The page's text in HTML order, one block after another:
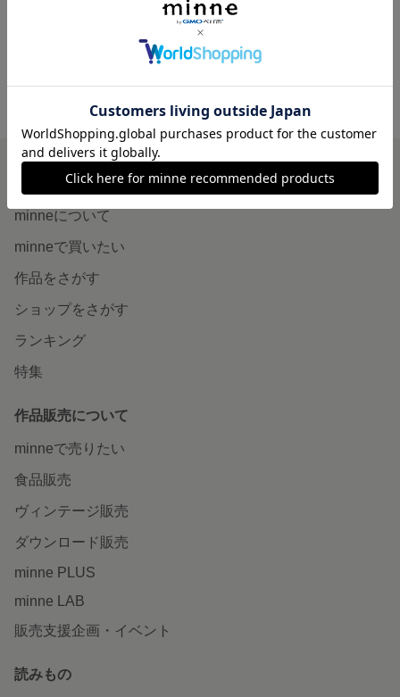
itowotsukurou の作品一覧
minneを知る
minneについて
minneで買いたい
作品をさがす
ショップをさがす
ランキング
特集
作品販売について
minneで売りたい
食品販売
ヴィンテージ販売
ダウンロード販売
minne PLUS
minne LAB
販売支援企画・イベント
読みもの